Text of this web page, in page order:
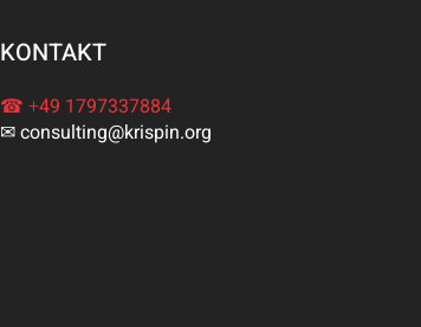
KONTAKT
☎ +49 1797337884
✉consulting@krispin.org